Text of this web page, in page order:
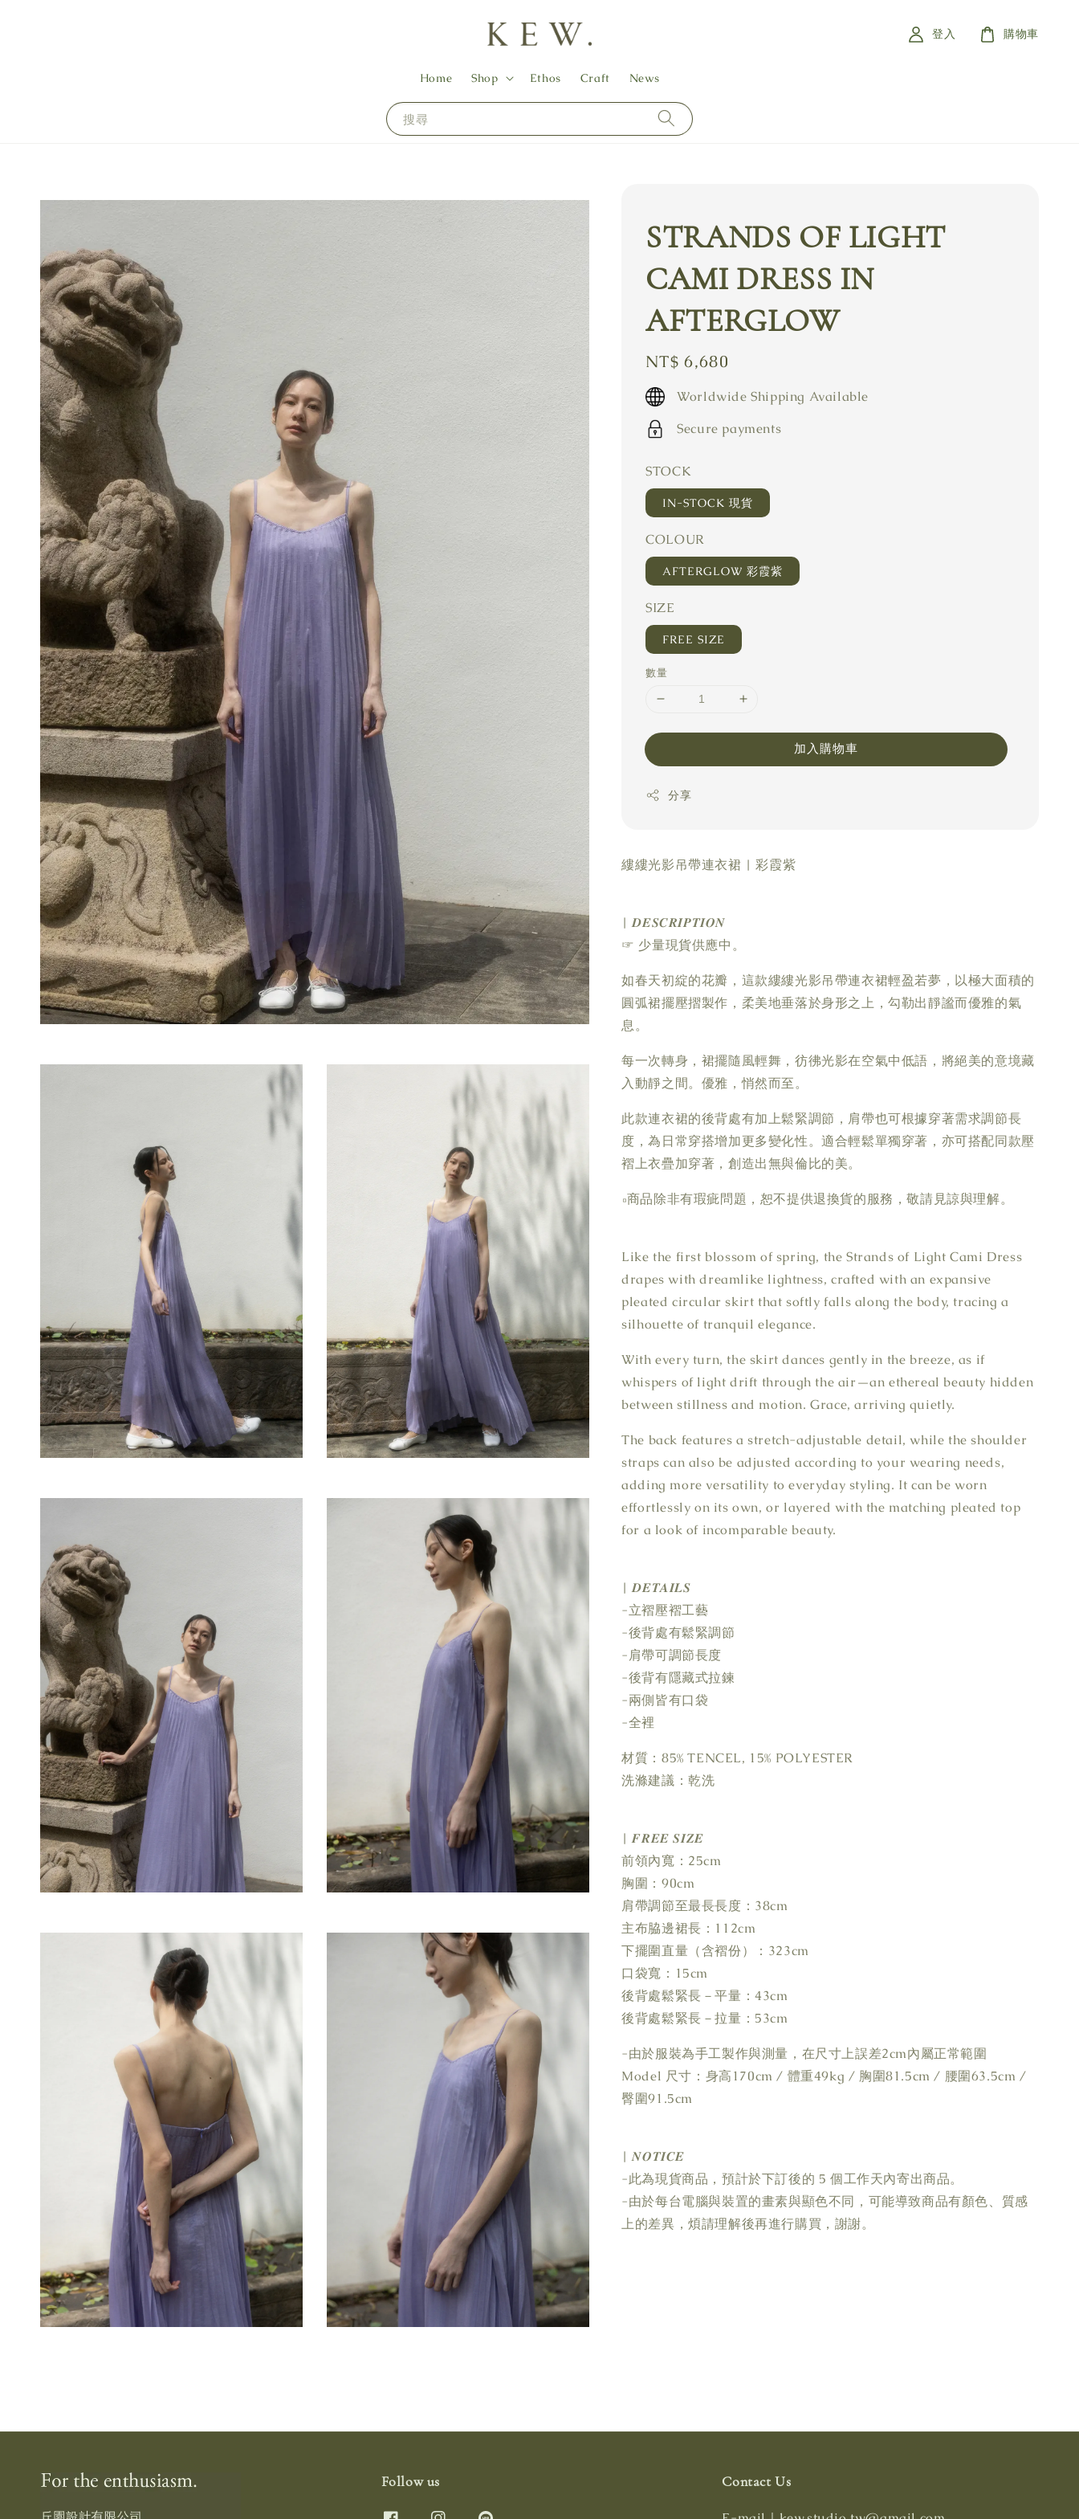
搜尋
Home Shop Ethos Craft News
登入 購物車
STRANDS OF LIGHT
CAMI DRESS IN
AFTERGLOW
Regular
price
NT$ 6,680
Worldwide Shipping Available
Secure payments
STOCK
IN-STOCK 現貨
COLOUR
AFTERGLOW 彩霞紫
SIZE
FREE SIZE
數量
加入購物車
分享
縷縷光影吊帶連衣裙 | 彩霞紫
| 𝑫𝑬𝑺𝑪𝑹𝑰𝑷𝑻𝑰𝑶𝑵
☞ 少量現貨供應中。
如春天初綻的花瓣，這款縷縷光影吊帶連衣裙輕盈若夢，以極大面積的
圓弧裙擺壓摺製作，柔美地垂落於身形之上，勾勒出靜謐而優雅的氣
息。
每一次轉身，裙擺隨風輕舞，彷彿光影在空氣中低語，將絕美的意境藏
入動靜之間。優雅，悄然而至。
此款連衣裙的後背處有加上鬆緊調節，肩帶也可根據穿著需求調節長
度，為日常穿搭增加更多變化性。適合輕鬆單獨穿著，亦可搭配同款壓
褶上衣疊加穿著，創造出無與倫比的美。
▫商品除非有瑕疵問題，恕不提供退換貨的服務，敬請見諒與理解。
Like the first blossom of spring, the Strands of Light Cami Dress
drapes with dreamlike lightness, crafted with an expansive
pleated circular skirt that softly falls along the body, tracing a
silhouette of tranquil elegance.
With every turn, the skirt dances gently in the breeze, as if
whispers of light drift through the air—an ethereal beauty hidden
between stillness and motion. Grace, arriving quietly.
The back features a stretch-adjustable detail, while the shoulder
straps can also be adjusted according to your wearing needs,
adding more versatility to everyday styling. It can be worn
effortlessly on its own, or layered with the matching pleated top
for a look of incomparable beauty.
| 𝑫𝑬𝑻𝑨𝑰𝑳𝑺
-立褶壓褶工藝
-後背處有鬆緊調節
-肩帶可調節長度
-後背有隱藏式拉鍊
-兩側皆有口袋
-全裡
材質：85% TENCEL, 15% POLYESTER
洗滌建議：乾洗
| 𝑭𝑹𝑬𝑬 𝑺𝑰𝒁𝑬
前領內寬：25cm
胸圍：90cm
肩帶調節至最長長度：38cm
主布脇邊裙長：112cm
下擺圍直量（含褶份）：323cm
口袋寬：15cm
後背處鬆緊長－平量：43cm
後背處鬆緊長－拉量：53cm
-由於服裝為手工製作與測量，在尺寸上誤差2cm內屬正常範圍
Model 尺寸：身高170cm / 體重49kg / 胸圍81.5cm / 腰圍63.5cm /
臀圍91.5cm
| 𝑵𝑶𝑻𝑰𝑪𝑬
-此為現貨商品，預計於下訂後的 5 個工作天內寄出商品。
-由於每台電腦與裝置的畫素與顯色不同，可能導致商品有顏色、質感
上的差異，煩請理解後再進行購買，謝謝。
Follow us Contact Us